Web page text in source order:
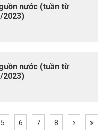
nước (tuần từ
2023)
nước (tuần từ
2023)
5 6 7 8